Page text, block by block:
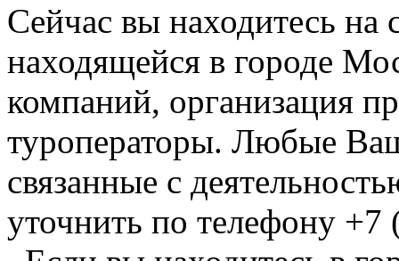
Сейчас вы находитесь на
находящейся в городе
компаний, организация
туроператоры. Любые
связанные с
уточнить по телефону